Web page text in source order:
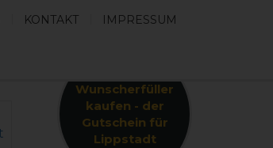
KONTAKT IMPRESSUM
Wunscherfüller
kaufen - der
Gutschein für
Lippstadt